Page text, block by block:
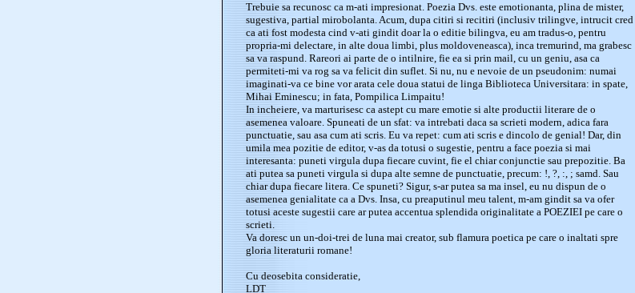
Trebuie sa recunosc ca m-ati impresionat. Poezia Dvs. este emotionanta, plina de mister,
sugestiva, partial mirobolanta. Acum, dupa citiri si recitiri (inclusiv trilingve, intrucit cred
ca ati fost modesta cind v-ati gindit doar la o editie bilingva, eu am tradus-o, pentru
propria-mi delectare, in alte doua limbi, plus moldoveneasca), inca tremurind, ma grabesc
sa va raspund. Rareori ai parte de o intilnire, fie ea si prin mail, cu un geniu, asa ca
permiteti-mi va rog sa va felicit din suflet. Si nu, nu e nevoie de un pseudonim: numai
imaginati-va ce bine vor arata cele doua statui de linga Biblioteca Universitara: in spate,
Mihai Eminescu; in fata, Pompilica Limpaitu!
In incheiere, va marturisesc ca astept cu mare emotie si alte productii literare de o
asemenea valoare. Spuneati de un sfat: va intrebati daca sa scrieti modern, adica fara
punctuatie, sau asa cum ati scris. Eu va repet: cum ati scris e dincolo de genial! Dar, din
umila mea pozitie de editor, v-as da totusi o sugestie, pentru a face poezia si mai
interesanta: puneti virgula dupa fiecare cuvint, fie el chiar conjunctie sau prepozitie. Ba
ati putea sa puneti virgula si dupa alte semne de punctuatie, precum: !, ?, :, ; samd. Sau
chiar dupa fiecare litera. Ce spuneti? Sigur, s-ar putea sa ma insel, eu nu dispun de o
asemenea genialitate ca a Dvs. Insa, cu preaputinul meu talent, m-am gindit sa va ofer
totusi aceste sugestii care ar putea accentua splendida originalitate a POEZIEI pe care o
scrieti.
Va doresc un un-doi-trei de luna mai creator, sub flamura poetica pe care o inaltati spre
gloria literaturii romane!
Cu deosebita consideratie,
LDT